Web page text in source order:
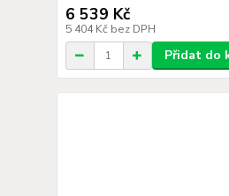
6 539 Kč
5 404 Kč bez DPH
Přidat do